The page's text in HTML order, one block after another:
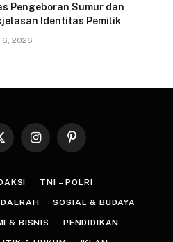
Pengeboran Sumur dan
Identitas Pemilik
2026
InstagramPinterest
TNI – POLRI
DAERAH SOSIAL & BUDAYA
& BISNIS PENDIDIKAN